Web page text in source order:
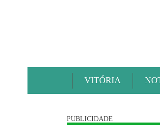
VITÓRIA
PUBLICIDADE